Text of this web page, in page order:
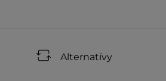
Alternatívy